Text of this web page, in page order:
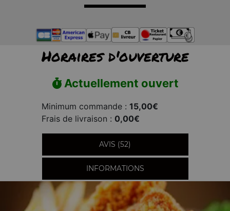
Horaires d'ouverture
Actuellement ouvert
Minimum commande : 15,00€
Frais de livraison : 0,00€
AVIS (52)
INFORMATIONS